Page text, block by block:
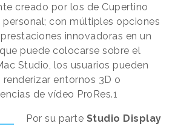
creado por los de Cupertino
personal; con múltiples opciones
innovadoras en un
puede colocarse sobre el
Studio, los usuarios pueden
entornos 3D o
de vídeo ProRes.1
Por su parte Studio Display